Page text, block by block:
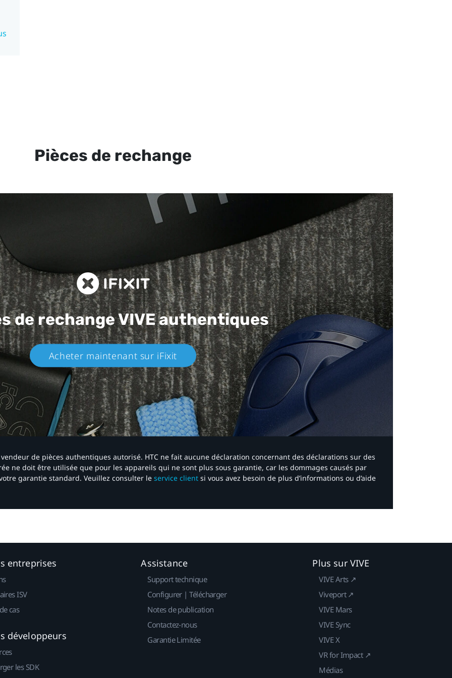
Pièces de rechange
de rechangeVIVE authentiques​
Acheter maintenant sur iFixit​
de pièces authentiques autorisé. HTC ne fait aucune déclaration concernant des déclarations sur des
ne doit être utilisée que pour les appareils qui ne sont plus sous garantie, car les dommages causés par
garantie standard. Veuillez consulter le service client si vous avez besoin de plus d’informations ou d’aide
entreprises
ISV
cas
développeurs
les SDK
Assistance
Support technique
Configurer | Télécharger
Notes de publication
Contactez-nous
Garantie Limitée
Plus sur VIVE
VIVE Arts ↗
Viveport ↗
VIVE Mars
VIVE Sync
VIVE X
VR for Impact ↗
Médias